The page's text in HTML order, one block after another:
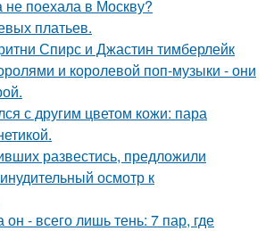
не поехала в Москву?
платьев.
Спирс и Джастин тимберлейк
и королевой поп-музыки - они
с другим цветом кожи: пара
развестись, предложили
осмотр к
он - всего лишь тень: 7 пар, где